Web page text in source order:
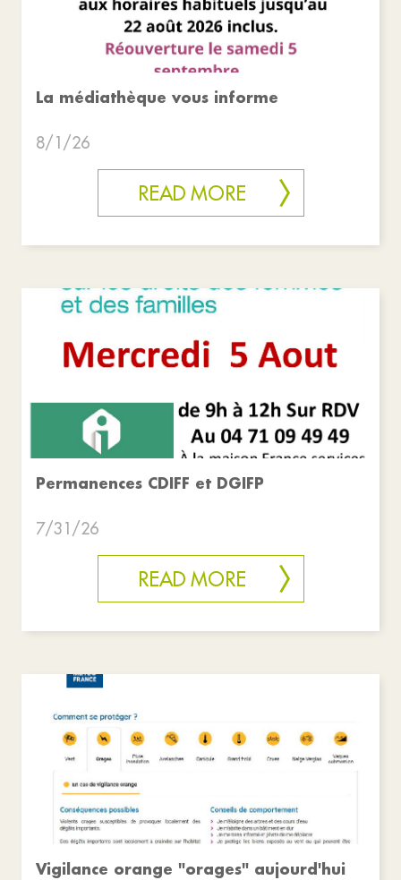
La médiathèque vous informe
8/1/26
READ MORE
Permanences CDIFF et DGIFP
7/31/26
READ MORE
Vigilance orange "orages" aujourd'hui